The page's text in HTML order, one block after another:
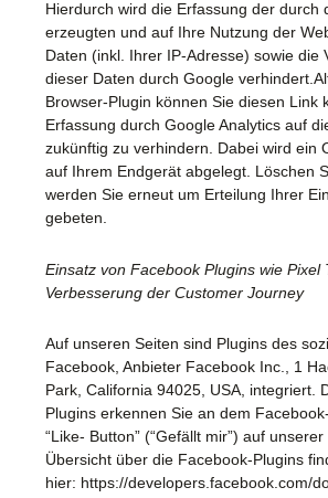
Hierdurch wird die Erfassung der durch
erzeugten und auf Ihre Nutzung der
Daten (inkl. Ihrer IP-Adresse) sowie die
dieser Daten durch Google
Browser-Plugin können Sie diesen Link
Erfassung durch Google Analytics auf
zukünftig zu verhindern. Dabei wird ein
auf Ihrem Endgerät abgelegt. Löschen
werden Sie erneut um Erteilung Ihrer
gebeten.
Einsatz von Facebook Plugins wie Pixel
Verbesserung der Customer Journey
Auf unseren Seiten sind Plugins des
Facebook, Anbieter Facebook Inc., 1
Park, California 94025, USA, integriert.
Plugins erkennen Sie an dem
“Like- Button” (“Gefällt mir”) auf
Übersicht über die Facebook-Plugins
hier: https://developers.facebook.com/